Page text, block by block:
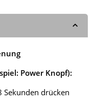
Power Knopf):
drücken